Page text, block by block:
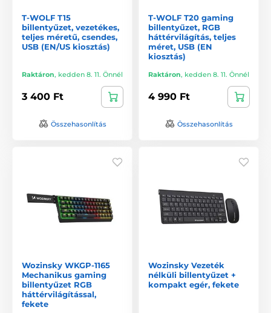
T-WOLF T15
billentyűzet, vezetékes,
teljes méretű, csendes,
USB (EN/US kiosztás)
Raktáron, kedden 8. 11. Önnél
3 400 Ft
Összehasonlítás
T-WOLF T20 gaming
billentyűzet, RGB
háttérvilágítás, teljes
méret, USB (EN
kiosztás)
Raktáron, kedden 8. 11. Önnél
4 990 Ft
Összehasonlítás
Wozinsky WKGP-1165
Mechanikus gaming
billentyűzet RGB
háttérvilágítással,
fekete
Wozinsky Vezeték
nélküli billentyűzet +
kompakt egér, fekete